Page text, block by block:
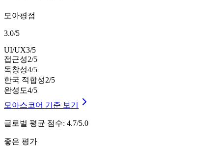
모아평점
3.0/5
UI/UX3/5
접근성2/5
독창성4/5
한국 적합성2/5
완성도4/5
모아스코어 기준 보기
글로벌 평균 점수: 4.7/5.0
좋은 평가